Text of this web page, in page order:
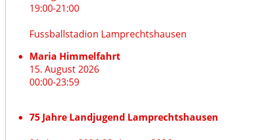
19:00-21:00
Fussballstadion Lamprechtshausen
Maria Himmelfahrt
15. August 2026
00:00-23:59
75 Jahre Landjugend Lamprechtshausen